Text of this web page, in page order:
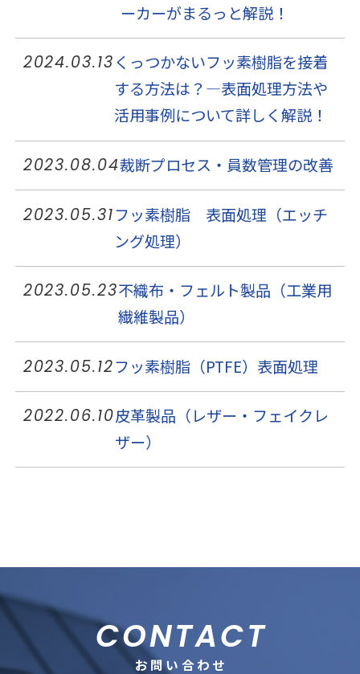
ーカーがまるっと解説！
2024.03.13 くっつかないフッ素樹脂を接着
する方法は？―表面処理方法や
活用事例について詳しく解説！
2023.08.04裁断プロセス・員数管理の改善
2023.05.31フッ素樹脂 表面処理（エッチ
ング処理）
2023.05.23不織布・フェルト製品（工業用
繊維製品）
2023.05.12フッ素樹脂（PTFE）表面処理
2022.06.10皮革製品（レザー・フェイクレ
ザー）
お問い合わせ
CONTACT